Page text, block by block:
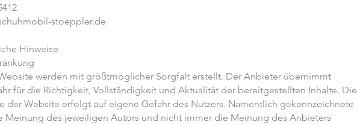
stoeppler.de
Hinweise
werden mit größtmöglicher Sorgfalt erstellt. Der Anbieter übernimmt
für die Richtigkeit, Vollständigkeit und Aktualität der bereitgestellten Inhalte. Die
der Website erfolgt auf eigene Gefahr des Nutzers. Namentlich gekennzeichnete
Meinung des jeweiligen Autors und nicht immer die Meinung des Anbieters